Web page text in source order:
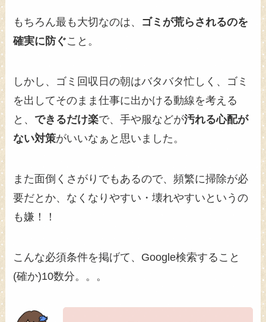
もちろん最も大切なのは、 ゴミが荒らされるのを
確実に防ぐこと。
しかし、ゴミ回収日の朝はバタバタ忙しく、ゴミ
を出してそのまま仕事に出かける動線を考える
と、 できるだけ楽で、手や服などが汚れる心配が
ない対策がいいなぁと思いました。
また面倒くさがりでもあるので、頻繁に掃除が必
要だとか、なくなりやすい・壊れやすいというの
も嫌！！
こんな必須条件を掲げて、Google検索すること
(確か)10数分。。。